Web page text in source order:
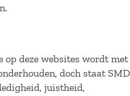
op deze websites wordt met
doch staat SMD
juistheid,